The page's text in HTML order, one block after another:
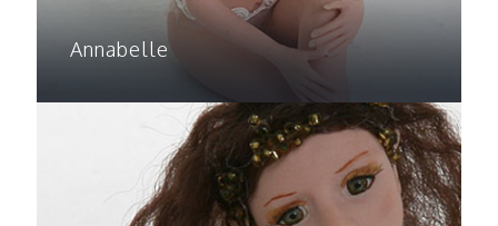
Annabelle